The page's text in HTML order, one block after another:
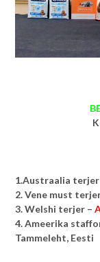
1.Austraalia terjer
2. Vene must
3. Welshi terjer –
4. Ameerika
Tammeleht, Eesti